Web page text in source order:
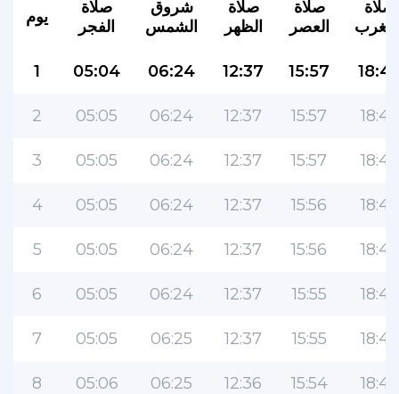
يوم
صلاة
الفجر
شروق
الشمس
صلاة
الظهر
صلاة
العصر
صلاة
1 05:04 06:24 12:37 15:57
2 05:05 06:24 12:37 15:57 18:48
3 05:05 06:24 12:37 15:57 18:48
4 05:05 06:24 12:37 15:56 18:47
5 05:05 06:24 12:37 15:56 18:47
6 05:05 06:24 12:37 15:55 18:47
7 05:05 06:25 12:37 15:55 18:47
8 05:06 06:25 12:36 15:54 18:46